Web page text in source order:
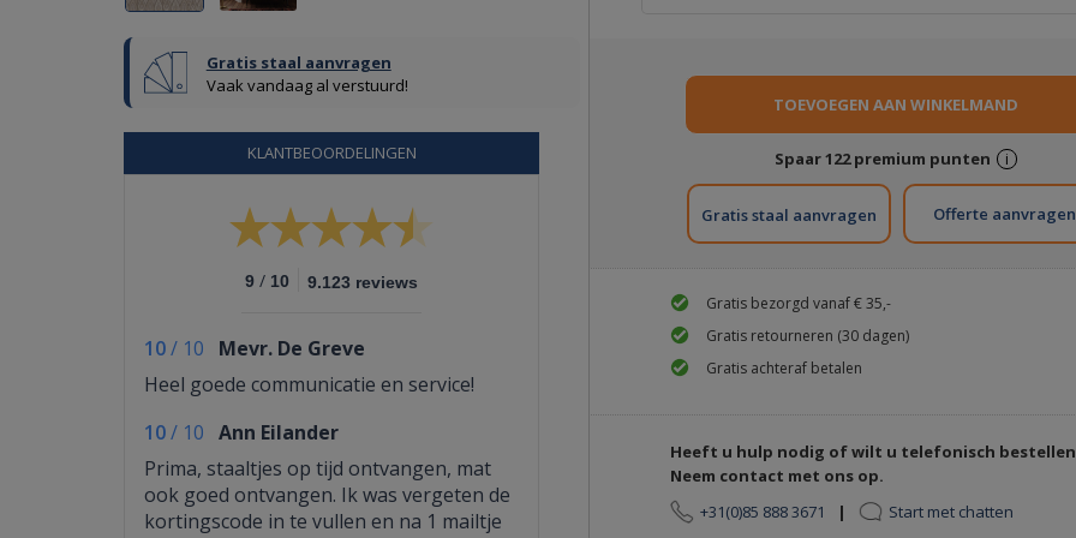
Gratis staal aanvragen
Vaak vandaag al verstuurd!
KLANTBEOORDELINGEN
9 / 10 9.123 reviews
10/ 10
Mevr. De Greve
Heel goede communicatie en service!
10/ 10 Ann Eilander
Prima, staaltjes op tijd ontvangen, mat
ook goed ontvangen. Ik was vergeten de
kortingscode in te vullen en na 1 mailtje
Spaar122premium punten i
Gratis staal aanvragen
Gratis bezorgd vanaf € 35,-
Gratis retourneren (30 dagen)
Gratis achteraf betalen
Heeft u hulp nodig of wilt u telefonisch
Neem contact met ons op.
+31(0)85 888 3671
| Start met chatten